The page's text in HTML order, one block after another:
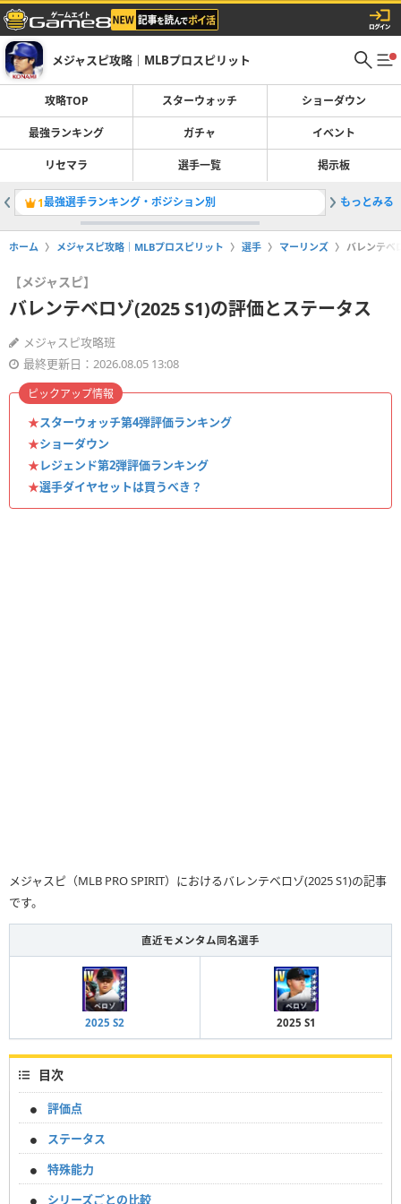
メジャスピ攻略｜MLBプロスピリット
攻略TOP スターウォッチ ショーダウン
最強ランキング ガチャ イベント
リセマラ 選手一覧 掲示板
1最強選手ランキング・ポジション別 2OTWお
もっとみる
ホーム メジャスピ攻略｜MLBプロスピリット 選手 マーリンズ バレンテベ
【メジャスピ】
バレンテベロゾ(2025 S1)の評価とステータス
メジャスピ攻略班
最終更新日：2026.08.05 13:08
★スターウォッチ第4弾評価ランキング
★ショーダウン
★レジェンド第2弾評価ランキング
★選手ダイヤセットは買うべき？
ピックアップ情報
メジャスピ（MLB PRO SPIRIT）におけるバレンテベロゾ(2025 S1)の記事
です。
直近モメンタム同名選手
2025 S2 2025 S1
目次
評価点
ステータス
特殊能力
シリーズごとの比較